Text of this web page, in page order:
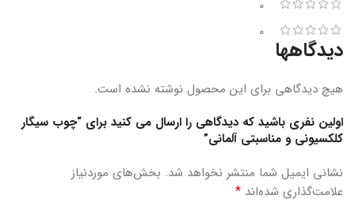
0
0
دیدگاهها
هیچ دیدگاهی برای این محصول نوشته نشده است.
اولین نفری باشید که دیدگاهی را ارسال می کنید برای “چوب سیگار
کلکسیونی و مناسبتی آلمانی”
نشانی ایمیل شما منتشر نخواهد شد. بخش‌های موردنیاز
علامت‌گذاری شده‌اند *